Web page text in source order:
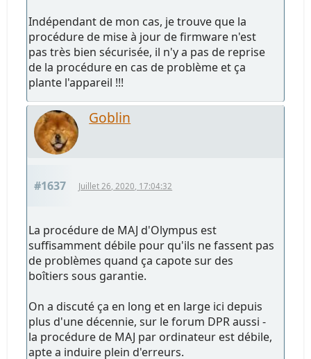
Indépendant de mon cas, je trouve que la
procédure de mise à jour de firmware n'est
pas très bien sécurisée, il n'y a pas de reprise
de la procédure en cas de problème et ça
plante l'appareil !!!
Goblin
#1637 Juillet 26, 2020, 17:04:32
La procédure de MAJ d'Olympus est
suffisamment débile pour qu'ils ne fassent pas
de problèmes quand ça capote sur des
boîtiers sous garantie.
On a discuté ça en long et en large ici depuis
plus d'une décennie, sur le forum DPR aussi -
la procédure de MAJ par ordinateur est débile,
apte a induire plein d'erreurs.